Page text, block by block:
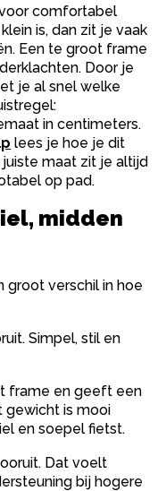
comfortabel
is, dan zit je vaak
Een te groot frame
Door je
je al snel welke
in centimeters.
lees je hoe je dit
maat zit je altijd
op pad.
midden
groot verschil in hoe
Simpel, stil en
frame en geeft een
gewicht is mooi
en soepel fietst.
Dat voelt
bij hogere